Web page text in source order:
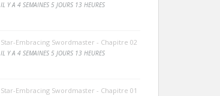
IL Y A 4 SEMAINES 5 JOURS 13 HEURES
Star-Embracing Swordmaster - Chapitre 02
IL Y A 4 SEMAINES 5 JOURS 13 HEURES
Star-Embracing Swordmaster - Chapitre 01